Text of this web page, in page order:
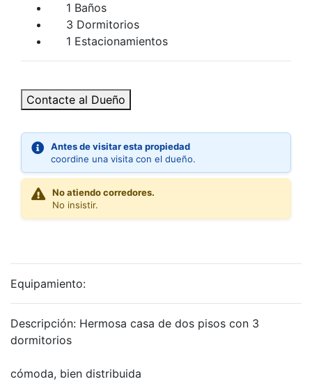
1 Baños
3 Dormitorios
1 Estacionamientos
Contacte al Dueño
Antes de visitar esta propiedad
coordine una visita con el dueño.
No atiendo corredores.
No insistir.
Equipamiento:
Descripción: Hermosa casa de dos pisos con 3
dormitorios
cómoda, bien distribuida